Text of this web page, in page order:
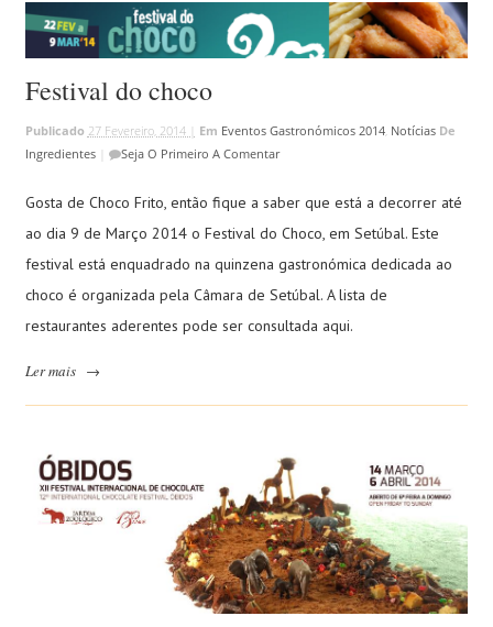
Festival do choco
Publicado 27 Fevereiro, 2014 | Em Eventos Gastronómicos 2014, Notícias De
Ingredientes| Seja O Primeiro A Comentar
Gosta de Choco Frito, então fique a saber que está a decorrer até
ao dia 9 de Março 2014 o Festival do Choco, em Setúbal. Este
festival está enquadrado na quinzena gastronómica dedicada ao
choco é organizada pela Câmara de Setúbal. A lista de
restaurantes aderentes pode ser consultada aqui.
Ler mais →